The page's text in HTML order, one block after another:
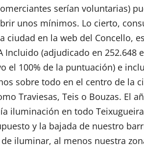
serían voluntarias)
unos mínimos. Lo cierto,
en la web del Concello,
Incluido (adjudicado en 252.648
el 100% de la puntuación) e
sobre todo en el centro de la
Traviesas, Teis o Bouzas. El
iluminación en todo
y la bajada de nuestro
iluminar, al menos nuestra